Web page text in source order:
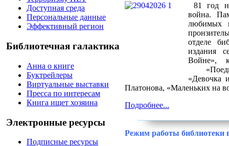
Доступная среда
Персональные данные
Эффективный регион
Библиотечная галактика
Анна о книге
Буктрейлеры
Виртуальные выставки
Пресса по интересам
Книга ищет хозяина
Электронные ресурсы
Подписные ресурсы
81 год
война.
любимых
отделе
издания
Войне»,
«Девочка
Платонова, «Маленьких на
Подробнее...
Режим работы библиотеки